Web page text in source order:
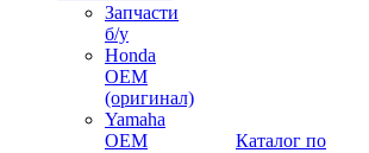
Запчасти
б/у
Honda
OEM
(оригинал)
Yamaha
OEM
Каталог по